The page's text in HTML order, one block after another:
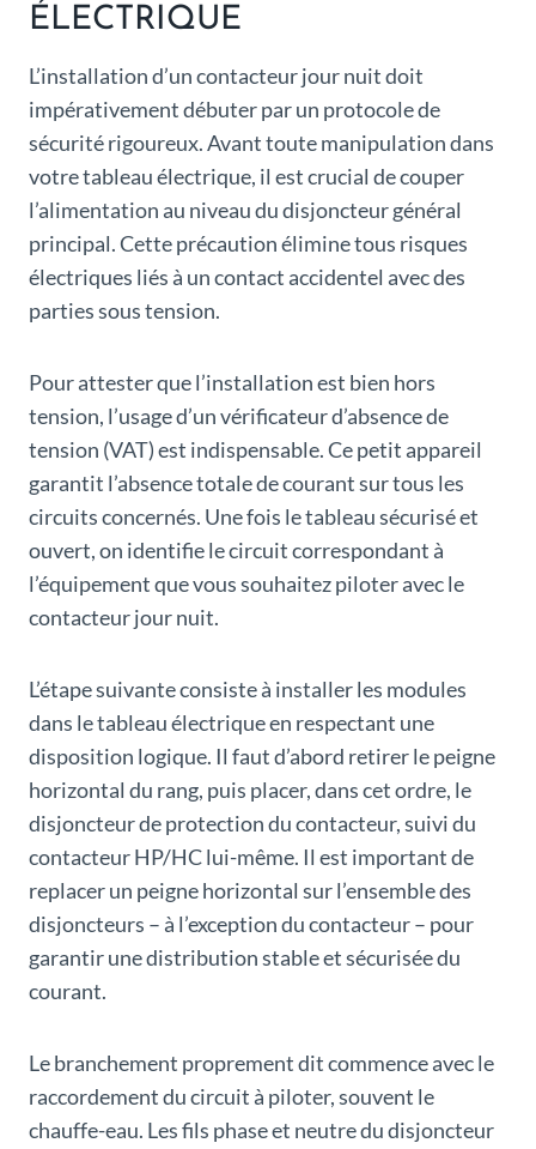
ÉLECTRIQUE
L’installation d’un contacteur jour nuit doit
impérativement débuter par un protocole de
sécurité rigoureux. Avant toute manipulation dans
votre tableau électrique, il est crucial de couper
l’alimentation au niveau du disjoncteur général
principal. Cette précaution élimine tous risques
électriques liés à un contact accidentel avec des
parties sous tension.
Pour attester que l’installation est bien hors
tension, l’usage d’un vérificateur d’absence de
tension (VAT) est indispensable. Ce petit appareil
garantit l’absence totale de courant sur tous les
circuits concernés. Une fois le tableau sécurisé et
ouvert, on identifie le circuit correspondant à
l’équipement que vous souhaitez piloter avec le
contacteur jour nuit.
L’étape suivante consiste à installer les modules
dans le tableau électrique en respectant une
disposition logique. Il faut d’abord retirer le peigne
horizontal du rang, puis placer, dans cet ordre, le
disjoncteur de protection du contacteur, suivi du
contacteur HP/HC lui-même. Il est important de
replacer un peigne horizontal sur l’ensemble des
disjoncteurs – à l’exception du contacteur – pour
garantir une distribution stable et sécurisée du
courant.
Le branchement proprement dit commence avec le
raccordement du circuit à piloter, souvent le
chauffe-eau. Les fils phase et neutre du disjoncteur